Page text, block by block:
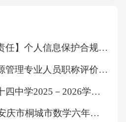
《江苏省社会信用体系
确要求到2025年建成区域
。金坛区商务局2023年
企业对信用融资服务存在
使用过相关产品。某制造
【合规与社会责任】个人信息保护合规专项审计计划
广东省人力资源管理专业人员职称评价标准条件2026
广西南宁市第十四中学2025－2026学年第二学期八年级数学学科期末模拟卷（二）(含答案)
2027届安徽省安庆市桐城市数学六年级第一学期期末考试模拟试题含解析